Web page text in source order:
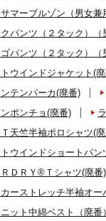
マーブルゾン（男女兼
パンツ（２タック）
パンツ（２タック）
ウインドジャケット(
テンパーカ(廃番)
ポンチョ(廃番)
Ｔ天竺半袖ポロシャツ(
ウインドショートパン
ＲＤＲＹ®Ｔシャツ(廃番)
ーストレッチ半袖オー
ット中綿ベスト（廃番